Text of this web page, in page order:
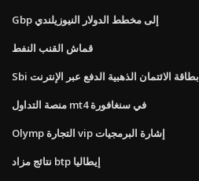
Gbp إلى مخطط الدولار النيوزيلندي
قماش القنب النفط
Sbi بطاقة الائتمان الذهبية الدفع عبر الإنترنت
منصة التداول mt4 في سنغافورة
Olymp التجارة vip إشارة البرمجيات
نتائج مزاد btp إيطاليا